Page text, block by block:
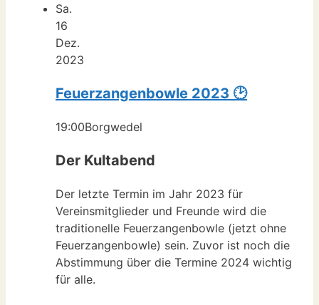
Sa.
16
Dez.
2023
Feuerzangenbowle 2023 🕑
19:00Borgwedel
Der Kultabend
Der letzte Termin im Jahr 2023 für
Vereinsmitglieder und Freunde wird die
traditionelle Feuerzangenbowle (jetzt ohne
Feuerzangenbowle) sein. Zuvor ist noch die
Abstimmung über die Termine 2024 wichtig
für alle.